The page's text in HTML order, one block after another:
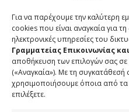
Για να παρέχουμε την καλύτερη
cookies που είναι αναγκαία για
ηλεκτρονικές υπηρεσίες του
Γραμματείας Επικοινωνίας
αποθήκευση των επιλογών σας
(«Αναγκαία»). Με τη συγκατάθεσή
χρησιμοποιήσουμε όποια από
επιλέξετε.
ΕΠΙΚΟΙΝΩΝΙΑ
Φραγκούδη 11 &